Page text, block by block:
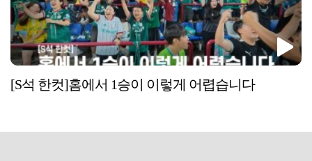
[S석 한컷]홈에서 1승이 이렇게 어렵습니다